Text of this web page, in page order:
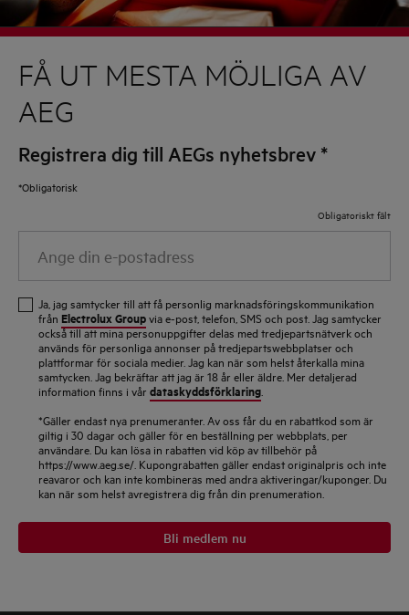
FÅ UT MESTA MÖJLIGA AV
AEG
Registrera dig till AEGs nyhetsbrev *
*Obligatorisk
Obligatoriskt fält
din
postadress
Ja, jag samtycker till att få personlig marknadsföringskommunikation
från Electrolux Groupvia e-post, telefon, SMS och post. Jag samtycker
också till att mina personuppgifter delas med tredjepartsnätverk och
används för personliga annonser på tredjepartswebbplatser och
plattformar för sociala medier. Jag kan när som helst återkalla mina
samtycken. Jag bekräftar att jag är 18 år eller äldre. Mer detaljerad
information finns i vår dataskyddsförklaring
*Gäller endast nya prenumeranter. Av oss får du en rabattkod som är
giltig i 30 dagar och gäller för en beställning per webbplats, per
användare. Du kan lösa in rabatten vid köp av tillbehör på
https://www.aeg.se/. Kupongrabatten gäller endast originalpris och inte
reavaror och kan inte kombineras med andra aktiveringar/kuponger. Du
kan när som helst avregistrera dig från din prenumeration.
Bli medlem nu